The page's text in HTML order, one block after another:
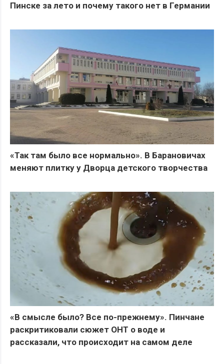
Пинске за лето и почему такого нет в Германии
«Так там было все нормально». В Барановичах
меняют плитку у Дворца детского творчества
«В смысле было? Все по-прежнему». Пинчане
раскритиковали сюжет ОНТ о воде и
рассказали, что происходит на самом деле